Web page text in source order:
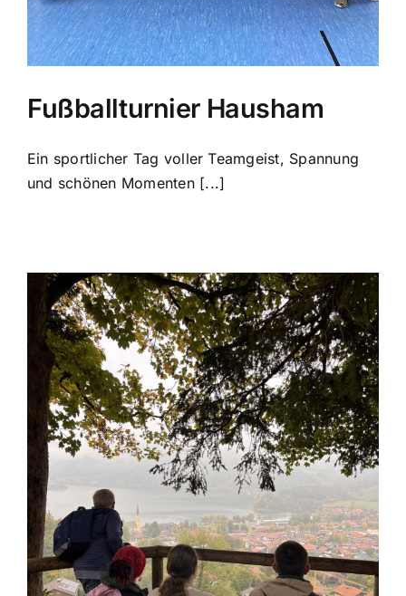
Fußballturnier Hausham
Ein sportlicher Tag voller Teamgeist, Spannung
und schönen Momenten [...]